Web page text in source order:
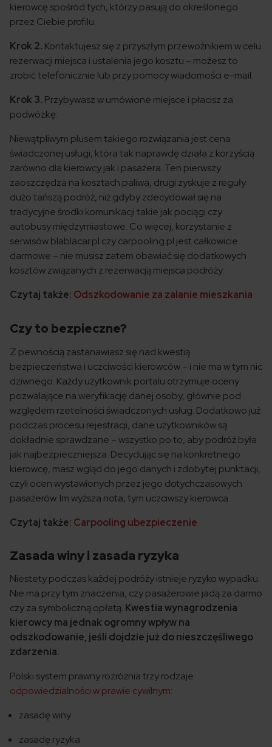
kierowcę spośród tych, którzy pasują do określonego
przez Ciebie profilu.
Krok 2. Kontaktujesz się z przyszłym przewoźnikiem w celu
rezerwacji miejsca i ustalenia jego kosztu – możesz to
zrobić telefonicznie lub przy pomocy wiadomości e-mail.
Krok 3. Przybywasz w umówione miejsce i płacisz za
podwózkę.
Niewątpliwym plusem takiego rozwiązania jest cena
świadczonej usługi, która tak naprawdę działa z korzyścią
zarówno dla kierowcy jak i pasażera. Ten pierwszy
zaoszczędza na kosztach paliwa, drugi zyskuje z reguły
dużo tańszą podróż, niż gdyby zdecydował się na
tradycyjne środki komunikacji takie jak pociągi czy
autobusy międzymiastowe. Co więcej, korzystanie z
serwisów blablacar.pl czy carpooling.pl jest całkowicie
darmowe – nie musisz zatem obawiać się dodatkowych
kosztów związanych z rezerwacją miejsca podróży.
Czytaj także: Odszkodowanie za zalanie mieszkania
Czy to bezpieczne?
Z pewnością zastanawiasz się nad kwestią
bezpieczeństwa i uczciwości kierowców – i nie ma w tym nic
dziwnego. Każdy użytkownik portalu otrzymuje oceny
pozwalające na weryfikację danej osoby, głównie pod
względem rzetelności świadczonych usług. Dodatkowo już
podczas procesu rejestracji, dane użytkowników są
dokładnie sprawdzane – wszystko po to, aby podróż była
jak najbezpieczniejsza. Decydując się na konkretnego
kierowcę, masz wgląd do jego danych i zdobytej punktacji,
czyli ocen wystawionych przez jego dotychczasowych
pasażerów. Im wyższa nota, tym uczciwszy kierowca.
Czytaj także: Carpooling ubezpieczenie
Zasada winy i zasada ryzyka
Niestety podczas każdej podróży istnieje ryzyko wypadku.
Nie ma przy tym znaczenia, czy pasażerowie jadą za darmo
czy za symboliczną opłatą. Kwestia wynagrodzenia
kierowcy ma jednak ogromny wpływ na
odszkodowanie, jeśli dojdzie już do nieszczęśliwego
zdarzenia.
Polski system prawny rozróżnia trzy rodzaje
odpowiedzialności w prawie cywilnym:
zasadę winy
zasadę ryzyka